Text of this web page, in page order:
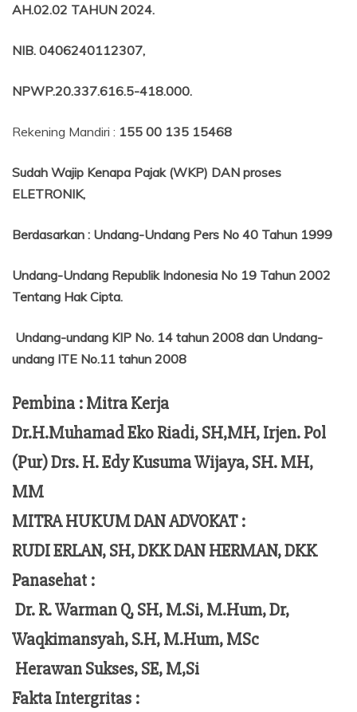
AH.02.02 TAHUN 2024.
NIB. 0406240112307,
NPWP.20.337.616.5-418.000.
Rekening Mandiri : 155 00 135 15468
Sudah Wajip Kenapa Pajak (WKP) DAN proses
ELETRONIK,
Berdasarkan : Undang-Undang Pers No 40 Tahun 1999
Undang-Undang Republik Indonesia No 19 Tahun 2002
Tentang Hak Cipta.
Undang-undang KIP No. 14 tahun 2008 dan Undang-
undang ITE No.11 tahun 2008
Pembina : Mitra Kerja
Dr.H.Muhamad Eko Riadi, SH,MH, Irjen. Pol
(Pur) Drs. H. Edy Kusuma Wijaya, SH. MH,
MM
MITRA HUKUM DAN ADVOKAT :
RUDI ERLAN, SH, DKK DAN HERMAN, DKK
Panasehat :
Dr. R. Warman Q, SH, M.Si, M.Hum,Dr,
Waqkimansyah, S.H, M.Hum, MSc
Herawan Sukses, SE, M,Si
Fakta Intergritas :